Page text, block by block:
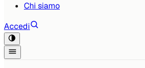
Chi siamo
Accedi